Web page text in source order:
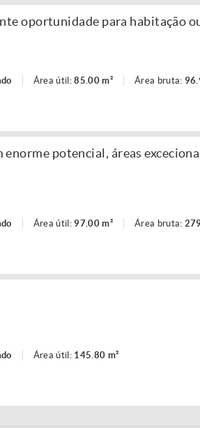
oportunidade para habitação
Área útil:85.00 m² Área bruta:
potencial, áreas
Área útil: 97.00 m² Área bruta:
Área útil: 145.80 m²